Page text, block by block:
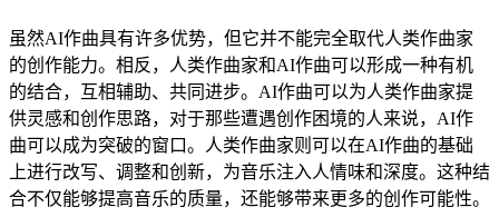
虽然AI作曲具有许多优势，但它并不能完全取代人类作曲家
的创作能力。相反，人类作曲家和AI作曲可以形成一种有机
的结合，互相辅助、共同进步。AI作曲可以为人类作曲家提
供灵感和创作思路，对于那些遭遇创作困境的人来说，AI作
曲可以成为突破的窗口。人类作曲家则可以在AI作曲的基础
上进行改写、调整和创新，为音乐注入人情味和深度。这种结
合不仅能够提高音乐的质量，还能够带来更多的创作可能性。